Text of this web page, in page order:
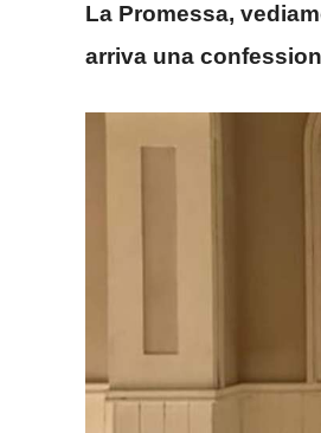
La Promessa,
arriva una